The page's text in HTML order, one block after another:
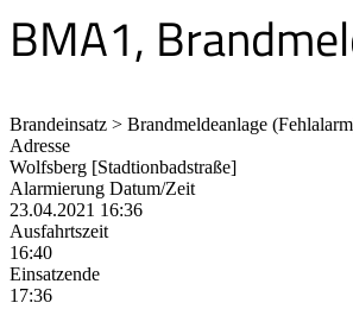
BMA1,
Brandeinsatz > Brandmeldeanlage
Adresse
Wolfsberg [Stadtionbadstraße]
Alarmierung Datum/Zeit
23.04.2021 16:36
Ausfahrtszeit
16:40
Einsatzende
17:36